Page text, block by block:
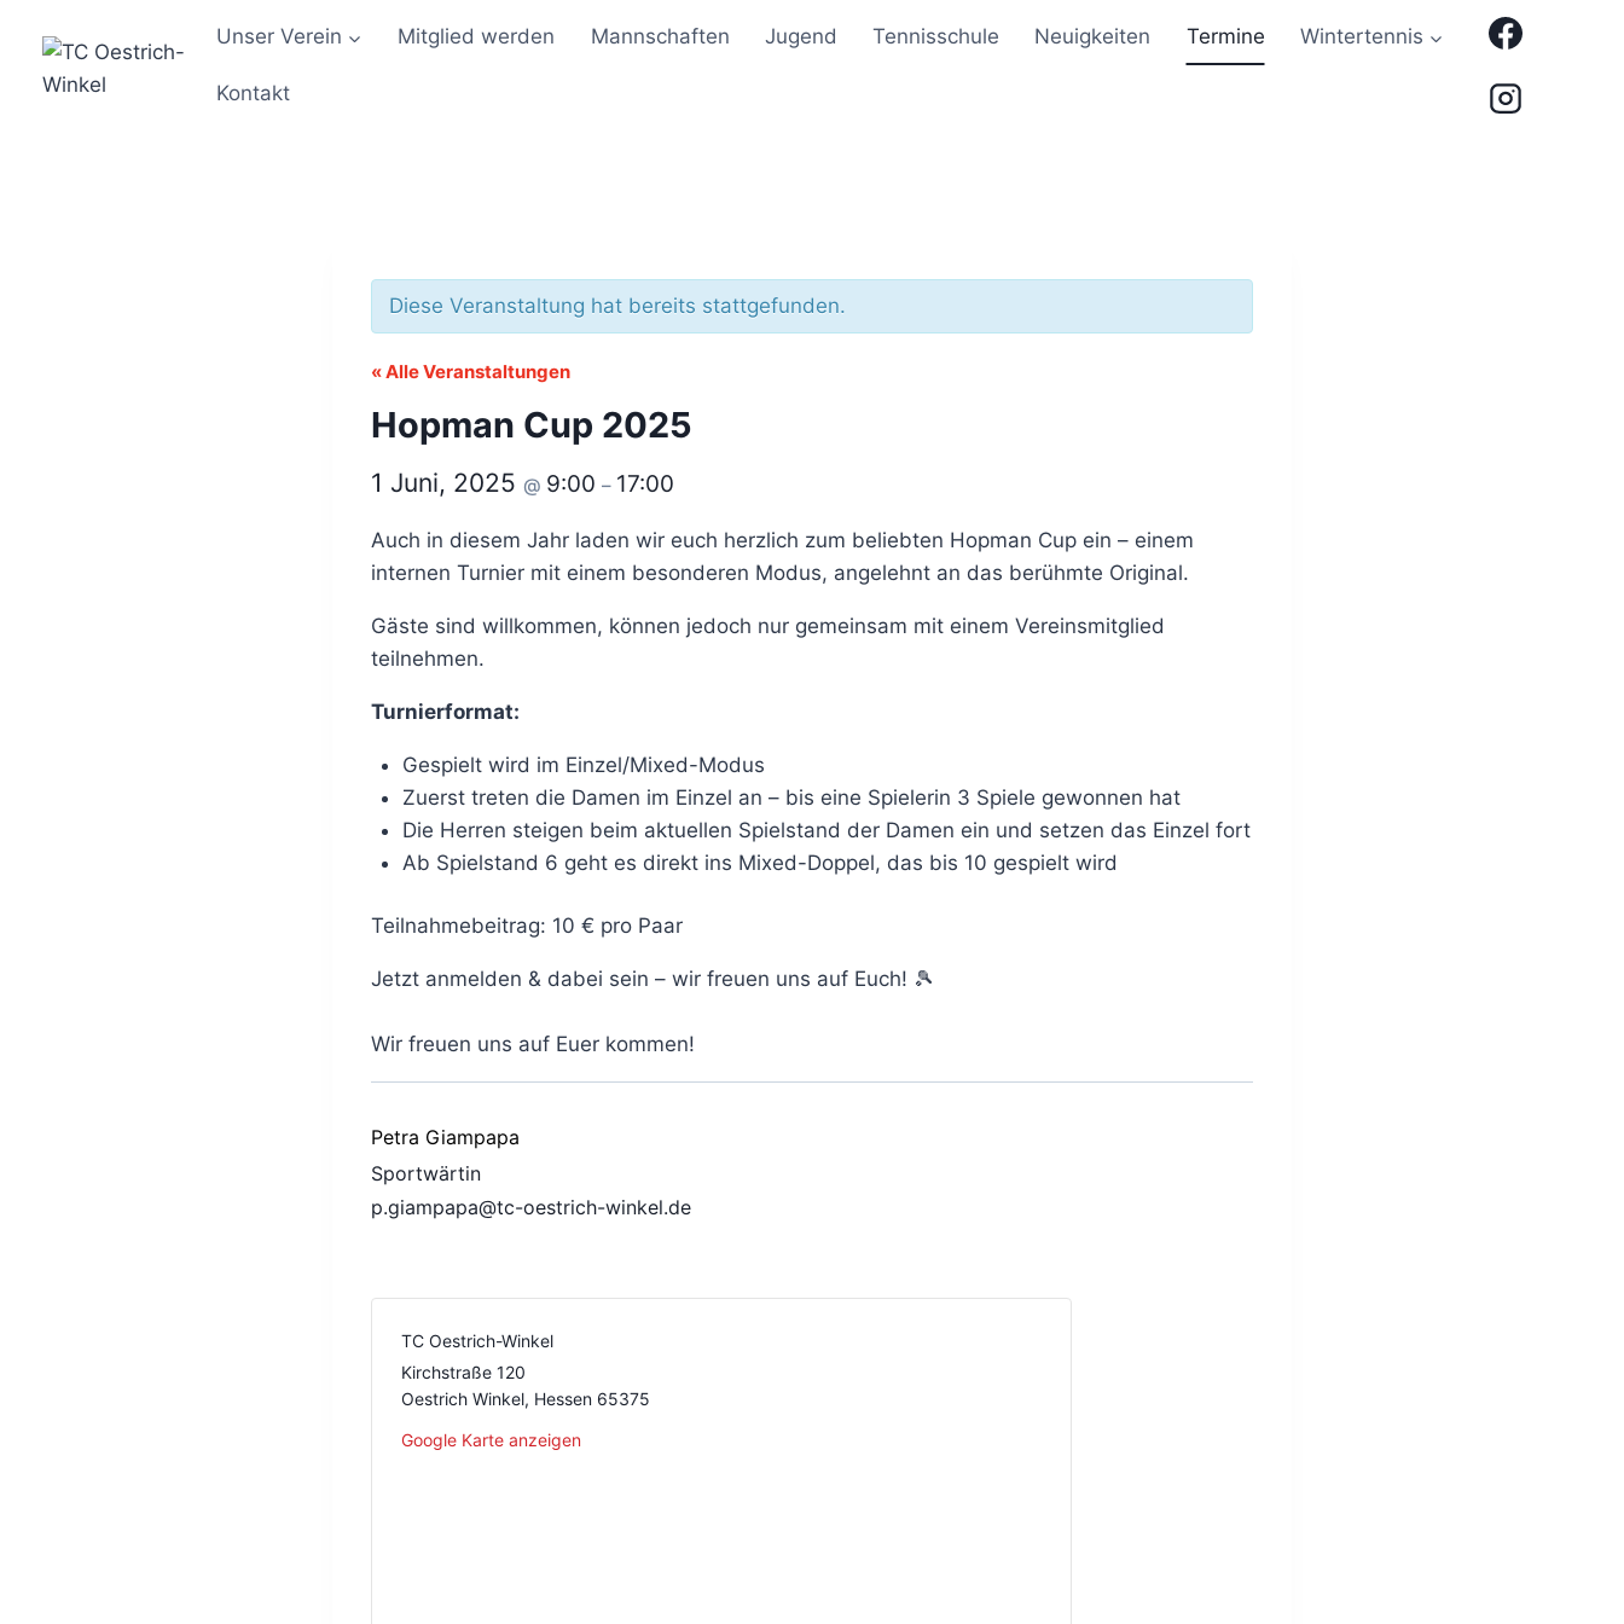
Inhalt
springen
Unser Verein Mitglied werden Mannschaften Jugend Tennisschule Neuigkeiten Termine Wintertennis
Kontakt
Diese Veranstaltung hat bereits stattgefunden.
« Alle Veranstaltungen
Hopman Cup 2025
1 Juni, 2025 @ 9:00 – 17:00
Auch in diesem Jahr laden wir euch herzlich zum beliebten Hopman Cup ein – einem
internen Turnier mit einem besonderen Modus, angelehnt an das berühmte Original.
Gäste sind willkommen, können jedoch nur gemeinsam mit einem Vereinsmitglied
teilnehmen.
Turnierformat:
Gespielt wird im Einzel/Mixed-Modus
Zuerst treten die Damen im Einzel an – bis eine Spielerin 3 Spiele gewonnen hat
Die Herren steigen beim aktuellen Spielstand der Damen ein und setzen das Einzel fort
Ab Spielstand 6 geht es direkt ins Mixed-Doppel, das bis 10 gespielt wird
Teilnahmebeitrag: 10 € pro Paar
Jetzt anmelden & dabei sein – wir freuen uns auf Euch! 🎾
Wir freuen uns auf Euer kommen!
Petra Giampapa
Sportwärtin
p.giampapa@tc-oestrich-winkel.de
TC Oestrich-Winkel
Kirchstraße 120
Oestrich Winkel, Hessen 65375
Google Karte anzeigen